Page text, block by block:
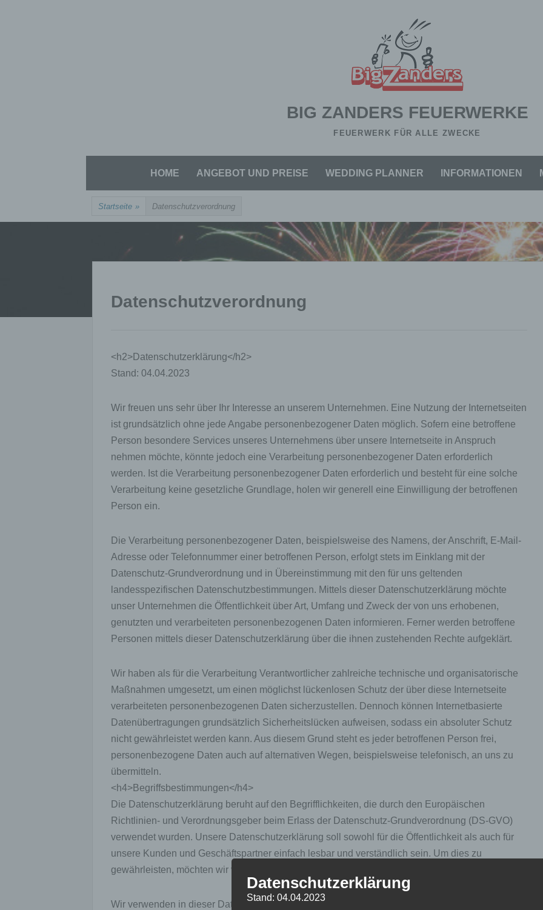
BIG ZANDERS FEUERWERKE
FEUERWERK FÜR ALLE ZWECKE
HOME ANGEBOT UND PREISE WEDDING PLANNER INFORMATIONEN
Startseite » Datenschutzverordnung
Datenschutzverordnung
<h2>Datenschutzerklärung</h2>
Stand: 04.04.2023
Wir freuen uns sehr über Ihr Interesse an unserem Unternehmen. Eine Nutzung der Internetseiten
ist grundsätzlich ohne jede Angabe personenbezogener Daten möglich. Sofern eine betroffene
Person besondere Services unseres Unternehmens über unsere Internetseite in Anspruch
nehmen möchte, könnte jedoch eine Verarbeitung personenbezogener Daten erforderlich
werden. Ist die Verarbeitung personenbezogener Daten erforderlich und besteht für eine solche
Verarbeitung keine gesetzliche Grundlage, holen wir generell eine Einwilligung der betroffenen
Person ein.
Die Verarbeitung personenbezogener Daten, beispielsweise des Namens, der Anschrift, E-Mail-
Adresse oder Telefonnummer einer betroffenen Person, erfolgt stets im Einklang mit der
Datenschutz-Grundverordnung und in Übereinstimmung mit den für uns geltenden
landesspezifischen Datenschutzbestimmungen. Mittels dieser Datenschutzerklärung möchte
unser Unternehmen die Öffentlichkeit über Art, Umfang und Zweck der von uns erhobenen,
genutzten und verarbeiteten personenbezogenen Daten informieren. Ferner werden betroffene
Personen mittels dieser Datenschutzerklärung über die ihnen zustehenden Rechte aufgeklärt.
Wir haben als für die Verarbeitung Verantwortlicher zahlreiche technische und organisatorische
Maßnahmen umgesetzt, um einen möglichst lückenlosen Schutz der über diese Internetseite
verarbeiteten personenbezogenen Daten sicherzustellen. Dennoch können Internetbasierte
Datenübertragungen grundsätzlich Sicherheitslücken aufweisen, sodass ein absoluter Schutz
nicht gewährleistet werden kann. Aus diesem Grund steht es jeder betroffenen Person frei,
personenbezogene Daten auch auf alternativen Wegen, beispielsweise telefonisch, an uns zu
übermitteln.
<h4>Begriffsbestimmungen</h4>
Die Datenschutzerklärung beruht auf den Begrifflichkeiten, die durch den Europäischen
Richtlinien- und Verordnungsgeber beim Erlass der Datenschutz-Grundverordnung (DS-GVO)
verwendet wurden. Unsere Datenschutzerklärung soll sowohl für die Öffentlichkeit als auch für
unsere Kunden und Geschäftspartner einfach lesbar und verständlich sein. Um dies zu
gewährleisten, möchten wir vorab die verwendeten Begrifflichkeiten erläutern.
Wir verwenden in dieser Datenschutzerklärung unter anderem die folgenden Begriffe:
Datenschutzerklärung
Stand: 04.04.2023